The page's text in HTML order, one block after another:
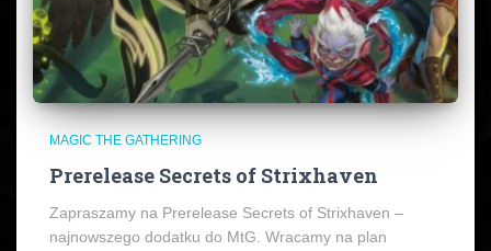
MAGIC THE GATHERING
Prerelease Secrets of Strixhaven
Zapraszamy na Prerelease Secrets of Strixhaven –
najnowszego dodatku do MtG. Wracamy na plan